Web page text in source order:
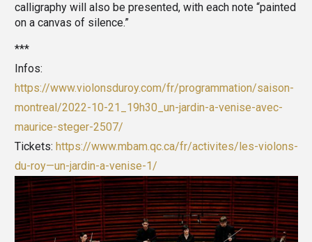
calligraphy will also be presented, with each note “painted
on a canvas of silence.”
***
Infos:
https://www.violonsduroy.com/fr/programmation/saison-
montreal/2022-10-21_19h30_un-jardin-a-venise-avec-
maurice-steger-2507/
Tickets: https://www.mbam.qc.ca/fr/activites/les-violons-
du-roy—un-jardin-a-venise-1/